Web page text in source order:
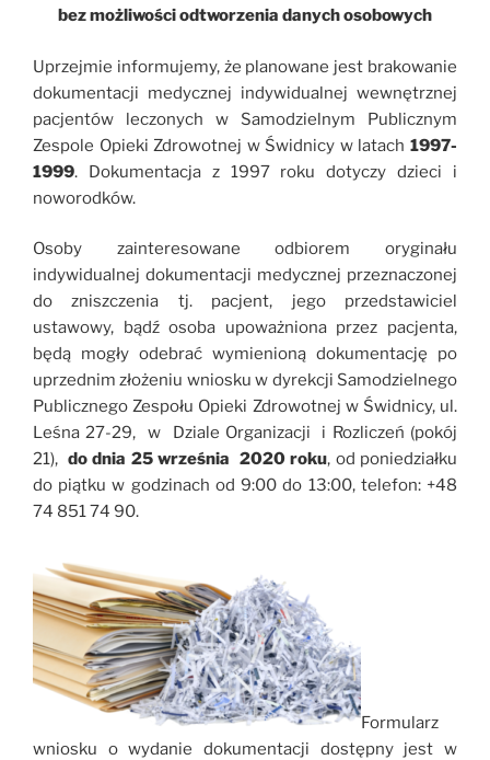
bez możliwości odtworzenia danych osobowych
Uprzejmie informujemy, że planowane jest brakowanie
dokumentacji medycznej indywidualnej wewnętrznej
pacjentów leczonych w Samodzielnym Publicznym
Zespole Opieki Zdrowotnej w Świdnicy w latach 1997-
1999. Dokumentacja z 1997 roku dotyczy dzieci i
noworodków.
Osoby zainteresowane odbiorem oryginału
indywidualnej dokumentacji medycznej przeznaczonej
do zniszczenia tj. pacjent, jego przedstawiciel
ustawowy, bądź osoba upoważniona przez pacjenta,
będą mogły odebrać wymienioną dokumentację po
uprzednim złożeniu wniosku w dyrekcji Samodzielnego
Publicznego Zespołu Opieki Zdrowotnej w Świdnicy, ul.
Leśna 27-29, w Dziale Organizacji i Rozliczeń (pokój
21), do dnia 25 września 2020 roku, od poniedziałku
do piątku w godzinach od 9:00 do 13:00, telefon: +48
74 851 74 90.
Formularz
wniosku o wydanie dokumentacji dostępny jest w